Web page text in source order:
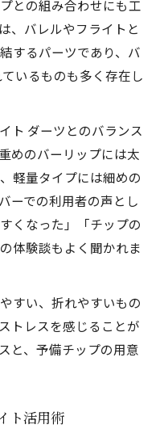
との組み合わせにも工
、バレルやフライトと
するパーツであり、バ
いるものも多く存在し
ト ダーツとのバランス
めのバーリップには太
軽量タイプには細めの
ーでの利用者の声とし
くなった」「チップの
体験談もよく聞かれま
すい、折れやすいもの
トレスを感じることが
と、予備チップの用意
ト活用術